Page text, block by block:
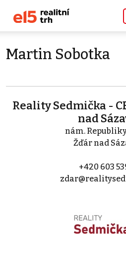
Martin Sobotka
Reality Sedmička -
nad
nám.
Žďár nad
+420 603